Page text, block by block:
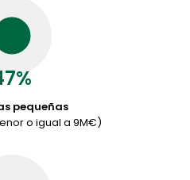
pequeñas
o igual a 9M€)